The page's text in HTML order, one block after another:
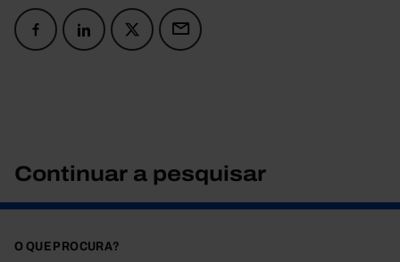
Continuar a pesquisar
O QUE PROCURA?